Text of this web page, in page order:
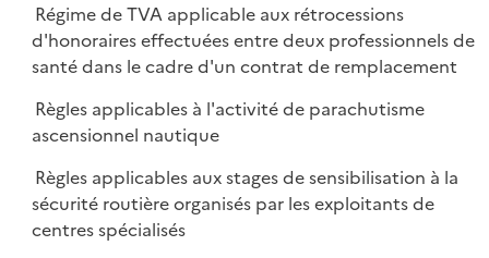
Régime de TVA applicable aux rétrocessions
d'honoraires effectuées entre deux professionnels de
santé dans le cadre d'un contrat de remplacement
Règles applicables à l'activité de parachutisme
ascensionnel nautique
Règles applicables aux stages de sensibilisation à la
sécurité routière organisés par les exploitants de
centres spécialisés